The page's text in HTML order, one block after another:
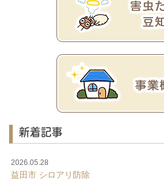
新着記事
2026.05.28
益田市 シロアリ防除